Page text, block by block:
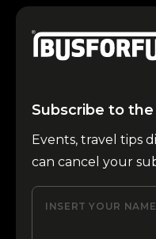
Subscribe to
Events, travel tips
can cancel your
INSERT YOUR NAME